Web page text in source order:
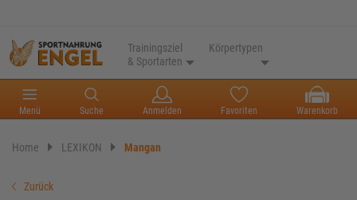
Trainingsziel
& Sportarten
Körpertypen
Menü Suche Anmelden Favoriten Warenkorb
Home LEXIKON Mangan
Zurück